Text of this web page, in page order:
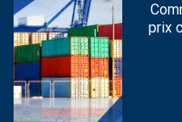
prix